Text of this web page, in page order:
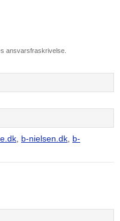
ansvarsfraskrivelse.
, b-nielsen.dk, b-